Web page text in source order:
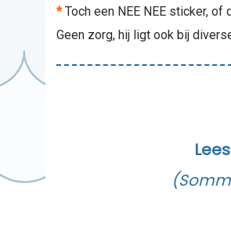
*Toch een NEE NEE sticker, of
Geen zorg, hij ligt ook bij